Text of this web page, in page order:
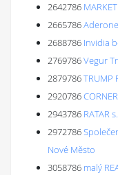
2642786
2665786
2688786 Invidia
2769786Vegur
2879786TRUMP
2920786
2943786 RATAR
2972786
Nové Město
3058786 malý